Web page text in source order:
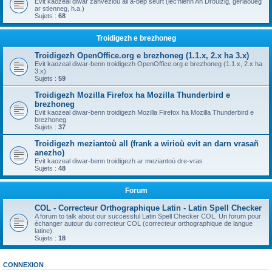
ar stlenneg, h.a.)
Sujets : 68
Troidigezh e brezhoneg
Troidigezh OpenOffice.org e brezhoneg (1.1.x, 2.x ha 3.x)
Evit kaozeal diwar-benn troidigezh OpenOffice.org e brezhoneg (1.1.x, 2.x ha
3.x)
Sujets : 59
Troidigezh Mozilla Firefox ha Mozilla Thunderbird e
brezhoneg
Evit kaozeal diwar-benn troidigezh Mozilla Firefox ha Mozilla Thunderbird e
brezhoneg
Sujets : 37
Troidigezh meziantoù all (frank a wirioù evit an darn vrasañ
anezho)
Evit kaozeal diwar-benn troidigezh ar meziantoù dre-vras
Sujets : 48
Forum
COL - Correcteur Orthographique Latin - Latin Spell Checker
A forum to talk about our successful Latin Spell Checker COL. Un forum pour
échanger autour du correcteur COL (correcteur orthographique de langue
latine).
Sujets : 18
CONNEXION